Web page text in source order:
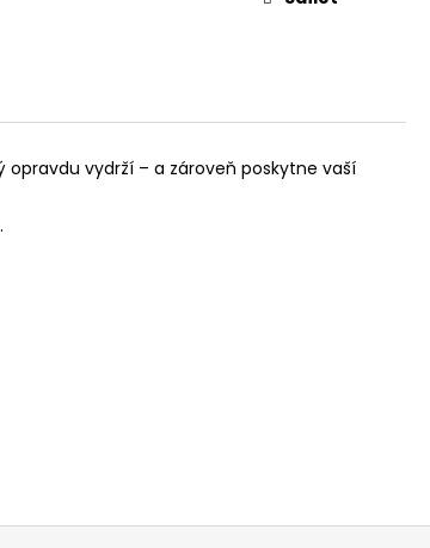
opravdu vydrží – a zároveň poskytne vaší